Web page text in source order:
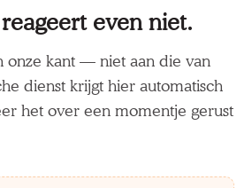
even niet.
onze kant — niet aan die van
dienst krijgt hier automatisch
het over een momentje gerust